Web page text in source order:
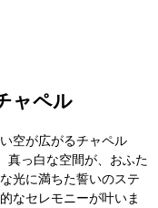
ャペル
空が広がるチャペル
真っ白な空間が、おふた
光に満ちた誓いのステ
なセレモニーが叶いま